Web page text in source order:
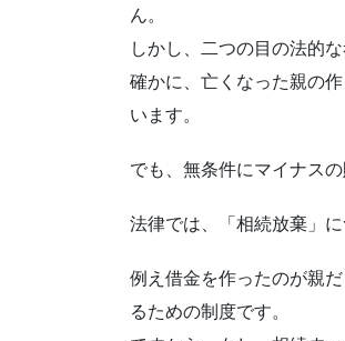
ん。
しかし、二つの目の法的な
確かに、亡くなった親の
います。
でも、無条件にマイナス
法律では、「相続放棄」
例え借金を作ったのが親
るための制度です。